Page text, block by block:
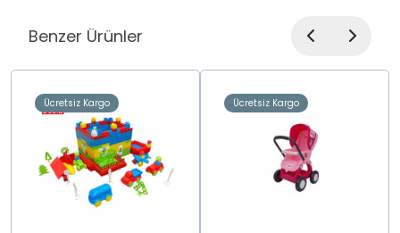
Benzer Ürünler
Ücretsiz Kargo Ücretsiz Kargo